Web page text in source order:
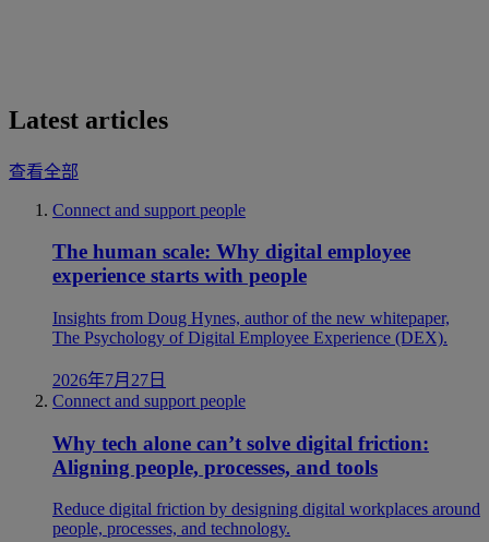
Latest articles
查看全部
Connect and support people
The human scale: Why digital employee
experience starts with people
Insights from Doug Hynes, author of the new whitepaper,
The Psychology of Digital Employee Experience (DEX).
2026年7月27日
Connect and support people
Why tech alone can’t solve digital friction:
Aligning people, processes, and tools
Reduce digital friction by designing digital workplaces around
people, processes, and technology.